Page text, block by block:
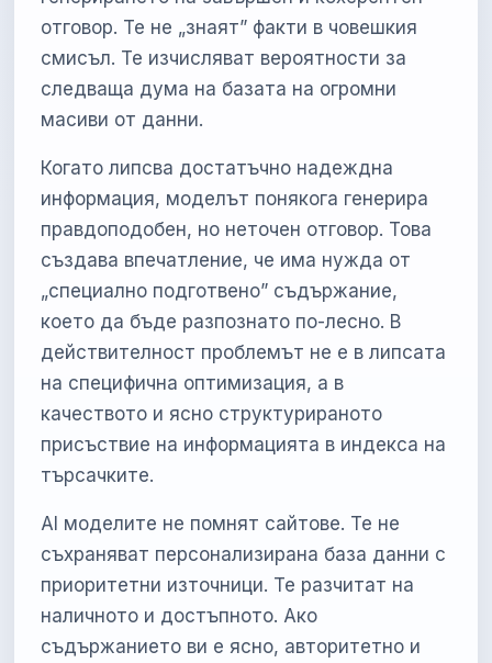
отговор. Те не „знаят” факти в човешкия
смисъл. Те изчисляват вероятности за
следваща дума на базата на огромни
масиви от данни.
Когато липсва достатъчно надеждна
информация, моделът понякога генерира
правдоподобен, но неточен отговор. Това
създава впечатление, че има нужда от
„специално подготвено” съдържание,
което да бъде разпознато по-лесно. В
действителност проблемът не е в липсата
на специфична оптимизация, а в
качеството и ясно структурираното
присъствие на информацията в индекса на
търсачките.
AI моделите не помнят сайтове. Те не
съхраняват персонализирана база данни с
приоритетни източници. Те разчитат на
наличното и достъпното. Ако
съдържанието ви е ясно, авторитетно и